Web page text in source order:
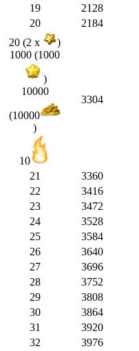
19
2128
20
2184
20 (2 x
)
1000 (1000
)
10000
(10000
)
10
3304
21 3360
22
3416
23
3472
24
3528
25
3584
26
3640
27
3696
28
3752
29
3808
30
3864
31
3920
32
3976